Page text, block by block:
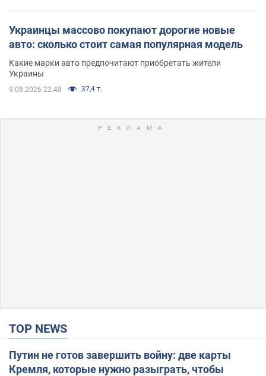
Украинцы массово покупают дорогие новые
авто: сколько стоит самая популярная модель
Какие марки авто предпочитают приобретать жители
Украины
9.08.2026 22:48 37,4 т.
TOP NEWS
Путин не готов завершить войну: две карты
Кремля, которые нужно разыграть, чтобы